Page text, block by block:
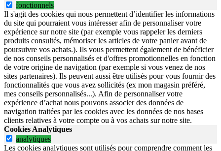
fonctionnels
Il s'agit des cookies qui nous permettent d’identifier les informations
du site qui pourraient vous intéresser afin de personnaliser votre
expérience sur notre site (par exemple vous rappeler les derniers
produits consultés, mémoriser les articles de votre panier avant de
poursuivre vos achats.). Ils vous permettent également de bénéficier
de nos conseils personnalisés et d'offres promotionnelles en fonction
de votre origine de navigation (par exemple si vous venez de nos
sites partenaires). Ils peuvent aussi être utilisés pour vous fournir des
fonctionnalités que vous avez sollicités (ex mon magasin préféré,
mes conseils personnalisés...). Afin de personnaliser votre
expérience d’achat nous pouvons associer des données de
navigation traitées par les cookies avec les données de nos bases
clients relatives à votre compte ou à vos achats sur notre site.
Cookies Analytiques
analytiques
Les cookies analytiques sont utilisés pour comprendre comment les